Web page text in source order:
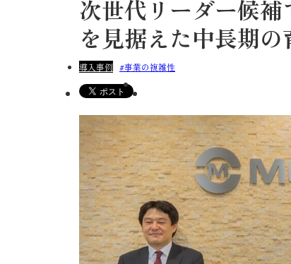
次世代リーダー候
を見据えた中長期の
導入事例 事業の複雑性